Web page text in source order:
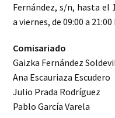
Fernández, s/n, hasta el
a viernes, de 09:00 a
Comisariado
Gaizka Fernández
Ana Escauriaza Escudero
Julio Prada Rodríguez
Pablo García Varela